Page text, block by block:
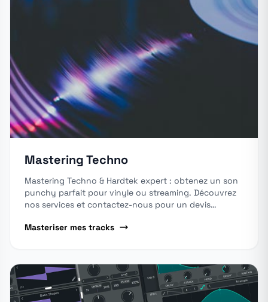
Mastering Techno
Mastering Techno & Hardtek expert : obtenez un son
punchy parfait pour vinyle ou streaming. Découvrez
nos services et contactez-nous pour un devis
Masteriser mes tracks